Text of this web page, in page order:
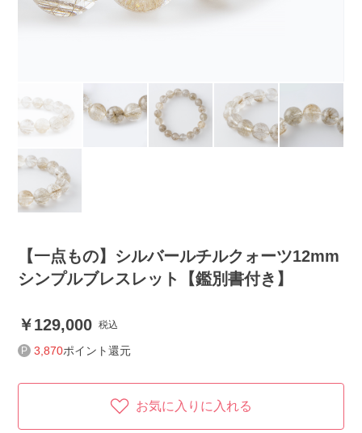
【一点もの】シルバールチルクォーツ12mm
シンプルブレスレット【鑑別書付き】
129,000 税込
3,870ポイント還元
お気に入りに入れる